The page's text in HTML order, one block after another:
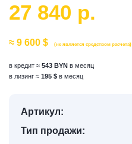
27 840 р.
≈ 9 600 $ (не является средством расчета)
в кредит ≈ 543 BYN в месяц
в лизинг ≈ 195 $ в месяц
Артикул:
Тип продажи: